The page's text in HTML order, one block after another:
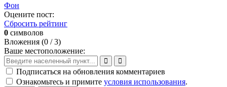
Фон
Оцените пост:
Сбросить рейтинг
0 символов
Вложения (0 / 3)
Ваше местоположение:
Подписаться на обновления комментариев
Ознакомьтесь и примите условия использования.